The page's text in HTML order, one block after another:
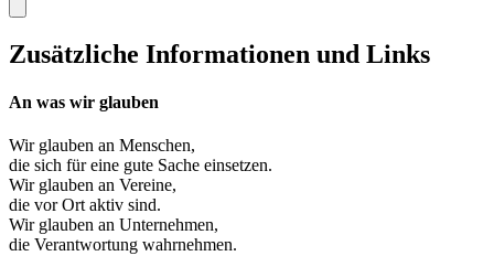
Zusätzliche Informationen und Links
An was wir glauben
Wir glauben an Menschen,
die sich für eine gute Sache einsetzen.
Wir glauben an Vereine,
die vor Ort aktiv sind.
Wir glauben an Unternehmen,
die Verantwortung wahrnehmen.